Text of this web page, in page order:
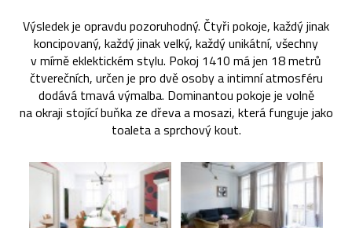
Výsledek je opravdu pozoruhodný. Čtyři pokoje, každý jinak
koncipovaný, každý jinak velký, každý unikátní, všechny
v mírně eklektickém stylu. Pokoj 1410 má jen 18 metrů
čtverečních, určen je pro dvě osoby a intimní atmosféru
dodává tmavá výmalba. Dominantou pokoje je volně
na okraji stojící buňka ze dřeva a mosazi, která funguje jako
toaleta a sprchový kout.